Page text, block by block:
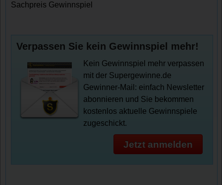
Sachpreis Gewinnspiel
Verpassen Sie kein Gewinnspiel mehr!
Kein Gewinnspiel mehr verpassen
mit der Supergewinne.de
Gewinner-Mail: einfach Newsletter
abonnieren und Sie bekommen
kostenlos aktuelle Gewinnspiele
zugeschickt.
Jetzt anmelden